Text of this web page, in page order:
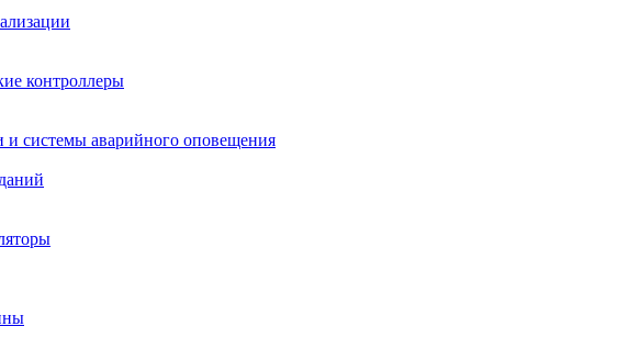
контроллеры
системы аварийного оповещения